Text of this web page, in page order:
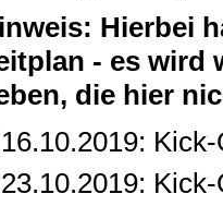
Hierbei
- es wird
die hier
16.10.2019:
23.10.2019: